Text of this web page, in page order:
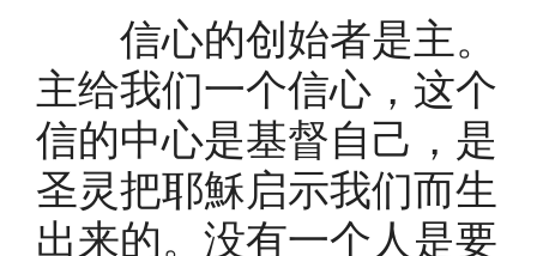
信心的创始者是主。
主给我们一个信心，这个
信的中心是基督自己，是
圣灵把耶穌启示我们而生
出来的。没有一个人是要